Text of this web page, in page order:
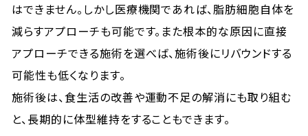
はできません。しかし医療機関であれば、脂肪細胞自体を
減らすアプローチも可能です。また根本的な原因に直接
アプローチできる施術を選べば、施術後にリバウンドする
可能性も低くなります。
施術後は、食生活の改善や運動不足の解消にも取り組む
と、長期的に体型維持をすることもできます。